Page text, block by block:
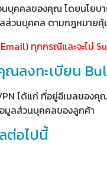
คคลของคุณ โดยนโยบ
ส่วนบุคคล ตามกฎหมาย
ทุกกรณีและจะไม่
ลงทะเบียน
ได้แก่ ที่อยู่อีเมลของคุ
อมูลส่วนบุคคลของลูกค้า
ต่อไปนี้